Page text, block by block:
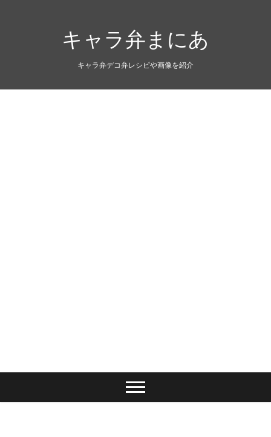
キャラ弁まにあ
キャラ弁デコ弁レシピや画像を紹介